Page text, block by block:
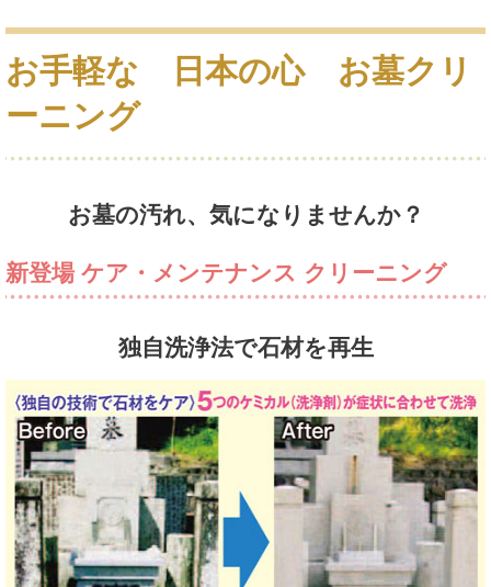
お手軽な 日本の心 お墓クリ
ーニング
お墓の汚れ、気になりませんか？
新登場 ケア・メンテナンス クリーニング
独自洗浄法で石材を再生